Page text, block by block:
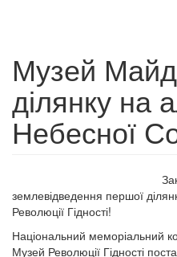
Музей
ділянку на
Небесної
землевідведення першої
Революції Гідності!
Національний меморіальний
Музей Революції Гідності